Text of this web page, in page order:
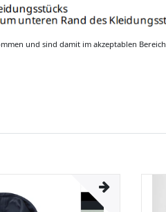
und sind damit im akzeptablen Bereich